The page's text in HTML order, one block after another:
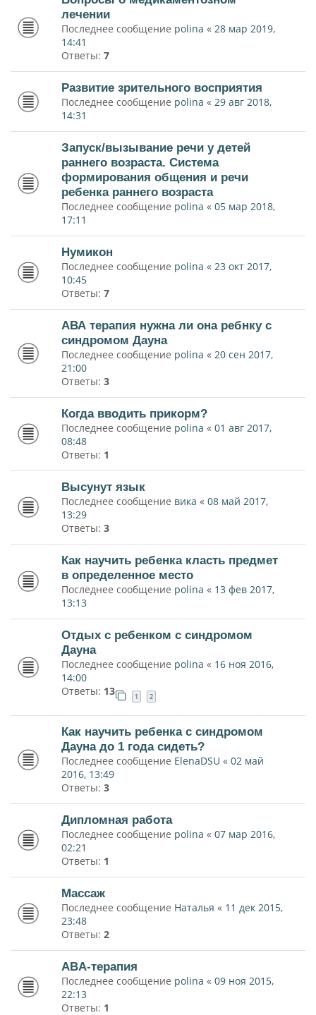
лечении
Последнее сообщение polina « 28 мар 2019,
14:41
Ответы: 7
Развитие зрительного восприятия
Последнее сообщение polina « 29 авг 2018,
14:31
Запуск/вызывание речи у детей
раннего возраста. Система
формирования общения и речи
ребенка раннего возраста
Последнее сообщение polina « 05 мар 2018,
17:11
Нумикон
Последнее сообщение polina « 23 окт 2017,
10:45
Ответы: 7
АВА терапия нужна ли она ребнку с
синдромом Дауна
Последнее сообщение polina « 20 сен 2017,
21:00
Ответы: 3
Когда вводить прикорм?
Последнее сообщение polina « 01 авг 2017,
08:48
Ответы: 1
Высунут язык
Последнее сообщение вика « 08 май 2017,
13:29
Ответы: 3
Как научить ребенка класть предмет
в определенное место
Последнее сообщение polina « 13 фев 2017,
13:13
Отдых с ребенком с синдромом
Дауна
Последнее сообщение polina « 16 ноя 2016,
14:00
Ответы: 13 1 2
Как научить ребенка с синдромом
Дауна до 1 года сидеть?
Последнее сообщение ElenaDSU « 02 май
2016, 13:49
Ответы: 3
Дипломная работа
Последнее сообщение polina « 07 мар 2016,
02:21
Ответы: 1
Массаж
Последнее сообщение Наталья « 11 дек 2015,
23:48
Ответы: 2
ABA-терапия
Последнее сообщение polina « 09 ноя 2015,
22:13
Ответы: 1